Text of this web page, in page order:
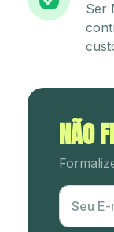
Ser
NÃO
Utm
Seu E-